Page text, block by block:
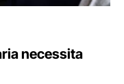
necessita